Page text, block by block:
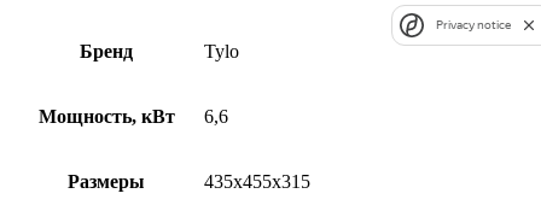
Бренд Tylo
Мощность, кВт 6,6
Размеры 435x455x315
Privacy notice